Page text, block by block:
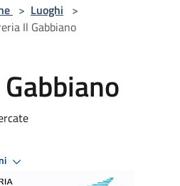
> Luoghi >
Il Gabbiano